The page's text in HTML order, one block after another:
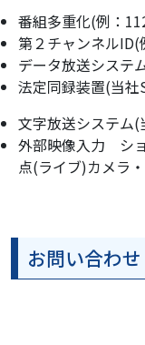
番組多重化(例：
第２チャンネル
データ放送システ
法定同録装置(当社
文字放送システム(
外部映像入力 シ
点(ライブ)カメラ
お問い合わ
製品のカタログ